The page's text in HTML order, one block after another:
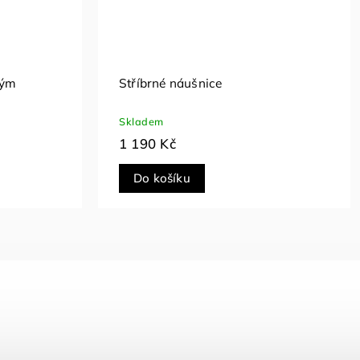
Stříbrné náušnice
Skladem
1 190 Kč
Do košíku